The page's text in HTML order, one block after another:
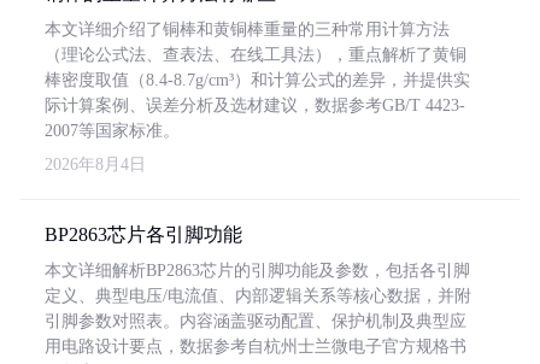
本文详细介绍了铜棒和黄铜棒重量的三种常用计算方法
（理论公式法、查表法、在线工具法），重点解析了黄铜
棒密度取值（8.4-8.7g/cm³）和计算公式的差异，并提供实
际计算案例、误差分析及选材建议，数据参考GB/T 4423-
2007等国家标准。
2026年8月4日
BP2863芯片各引脚功能
本文详细解析BP2863芯片的引脚功能及参数，包括各引脚
定义、典型电压/电流值、内部逻辑关系等核心数据，并附
引脚参数对照表。内容涵盖驱动配置、保护机制及典型应
用电路设计要点，数据参考自杭州士兰微电子官方规格书